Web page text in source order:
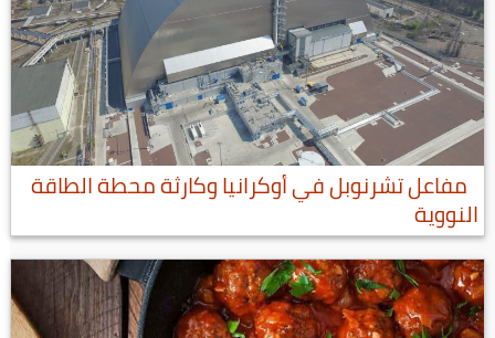
مفاعل تشرنوبل في أوكرانيا وكارثة محطة الطاقة
النووية